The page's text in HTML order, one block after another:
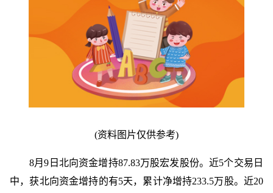
(资料图片仅供参考)
8月9日北向资金增持87.83万股宏发股份。近5个交易日
中，获北向资金增持的有5天，累计净增持233.5万股。近20